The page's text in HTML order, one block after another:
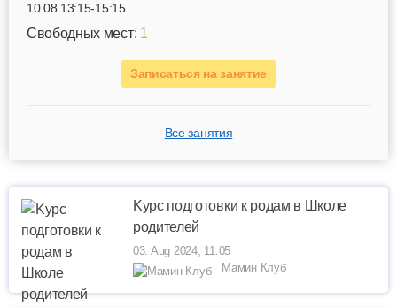
10.08 13:15-15:15
Свободных мест: 1
Записаться на занятие
Все занятия
Kурс подготовки к родам в Школе
родителей
03. Aug 2024, 11:05
Мамин Клуб